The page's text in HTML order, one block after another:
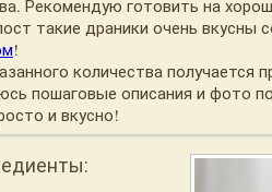
Рекомендую готовить на
такие драники очень вкусны
!
количества получается
пошаговые описания и фото
и вкусно!